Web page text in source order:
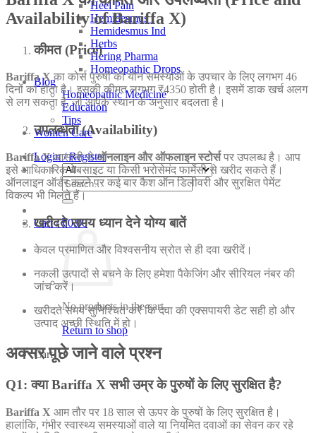
Heel Pain
Hemidesmus I
Hemidesmus Ind
Herbs
Hering Pharma
Homeopathic Drops
Blog
Homeopathic Medicine
Education
Tips
Women Care
Login / Register
Search
for:
Cart /₹0.00
No products in the cart.
Return to shop
Cart
Availability of Bariffa X)
कीमत (Price)
Bariffa Xका कोर्स पुरुषों की यौन समस्याओं के उपचार के लिए लगभग 46
दिनों का होता है। इसकी कीमत लगभग ₹4350 होती है। इसमें डाक खर्च अलग
से लग सकता है, जो आपके स्थान के अनुसार बदलता है।
उपलब्धता (Availability)
Bariffa Xआसानी सेऑनलाइन और ऑफलाइन स्टोर्सपर उपलब्ध है। आप
इसे आधिकारिक वेबसाइट या किसी भरोसेमंद फार्मेसी से खरीद सकते हैं।
ऑनलाइन ऑर्डर करने पर कई बार कैश ऑन डिलीवरी और सुरक्षित पेमेंट
विकल्प भी मिलते हैं।
खरीदते समय ध्यान देने योग्य बातें
केवल प्रमाणित और विश्वसनीय स्रोत से ही दवा खरीदें।
नकली उत्पादों से बचने के लिए हमेशा पैकेजिंग और सीरियल नंबर की
जांच करें।
खरीदते समय सुनिश्चित करें कि दवा की एक्सपायरी डेट सही हो और
उत्पाद अच्छी स्थिति में हो।
अक्सर पूछे जाने वाले प्रश्न
Q1: क्या Bariffa X सभी उम्र के पुरुषों के लिए सुरक्षित है?
Bariffa X आम तौर पर 18 साल से ऊपर के पुरुषों के लिए सुरक्षित है।
हालांकि, गंभीर स्वास्थ्य समस्याओं वाले या नियमित दवाओं का सेवन कर रहे